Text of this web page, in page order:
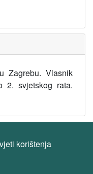
Zagrebu. Vlasnik
2. svjetskog rata.
korištenja